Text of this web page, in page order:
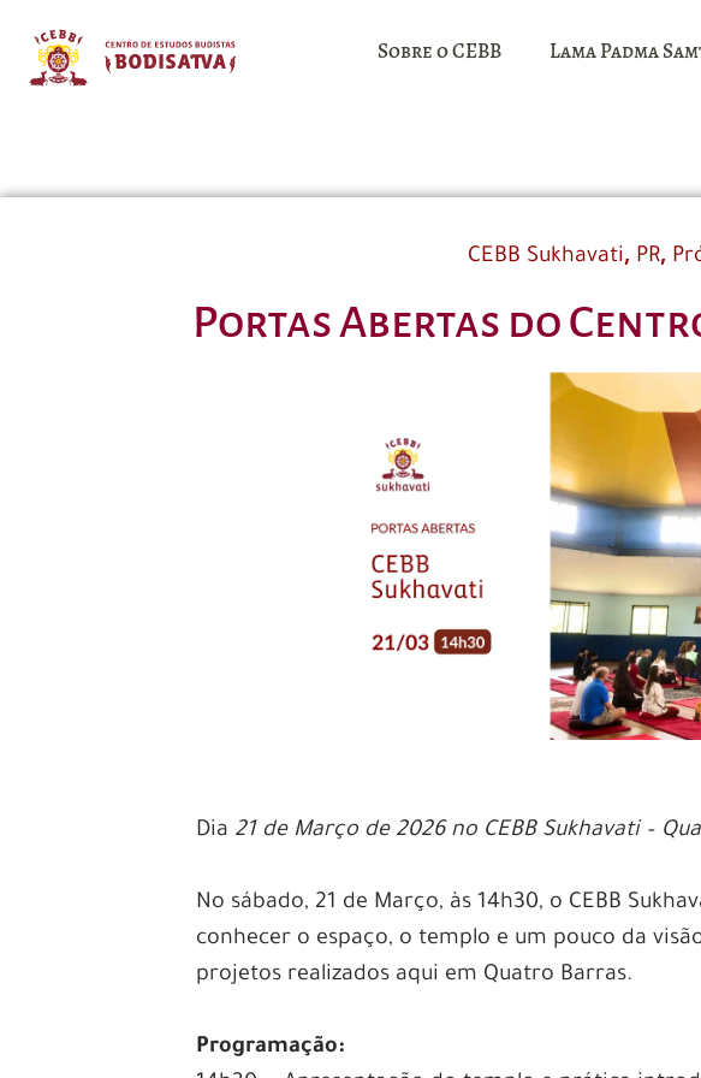
Sobre o CEBB Lama Padma
CEBB Sukhavati, PR,
Portas Abertas do
Dia 21 de Março de 2026 no CEBB Sukhavati –
No sábado, 21 de Março, às 14h30, o CEBB
conhecer o espaço, o templo e um pouco da
projetos realizados aqui em Quatro Barras.
Programação: